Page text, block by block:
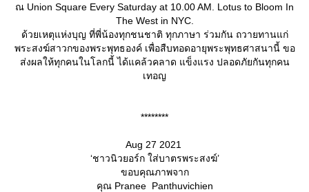
ณ Union Square Every Saturday at 10.00 AM. Lotus to Bloom In
The West in NYC.
ด้วยเหตุแห่งบุญ ที่พี่น้องทุกชนชาติ ทุกภาษา ร่วมกัน ถวายทานแก่
พระสงฆ์สาวกของพระพุทธองค์ เพื่อสืบทอดอายุพระพุทธศาสนานี้ ขอ
ส่งผลให้ทุกคนในโลกนี้ ได้แคล้วคลาด แข็งแรง ปลอดภัยกันทุกคน
เทอญ
********
Aug 27 2021
‘ชาวนิวยอร์ก ใส่บาตรพระสงฆ์’
ขอบคุณภาพจาก
คุณ Pranee Panthuvichien